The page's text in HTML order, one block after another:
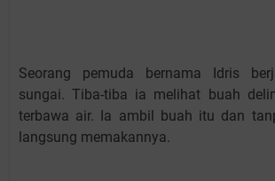
Seorang pemuda bernama Idris
sungai. Tiba-tiba ia melihat buah
terbawa air. Ia ambil buah itu dan
langsung memakannya.